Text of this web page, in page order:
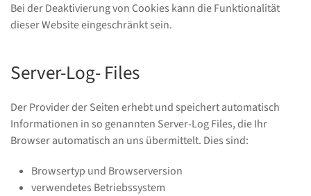
Bei der Deaktivierung von Cookies kann die Funktionalität
dieser Website eingeschränkt sein.
Server-Log- Files
Der Provider der Seiten erhebt und speichert automatisch
Informationen in so genannten Server-Log Files, die Ihr
Browser automatisch an uns übermittelt. Dies sind:
Browsertyp und Browserversion
verwendetes Betriebssystem